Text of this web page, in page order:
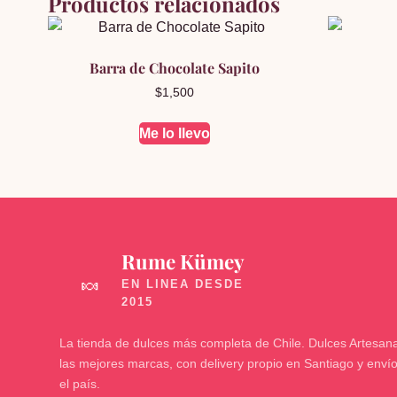
Barra de Chocolate Sapito
$1,500
Me lo llevo
🍬
Rume Kümey
La tienda de dulces más completa de Chile. Dulces
las mejores marcas, con delivery propio en Santiago y
el país.